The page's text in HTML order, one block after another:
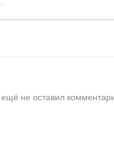
ещё не оставил